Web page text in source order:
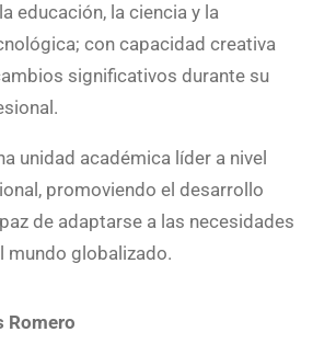
educación, la ciencia y la
con capacidad creativa
significativos durante su
unidad académica líder a nivel
promoviendo el desarrollo
de adaptarse a las necesidades
mundo globalizado.
Romero